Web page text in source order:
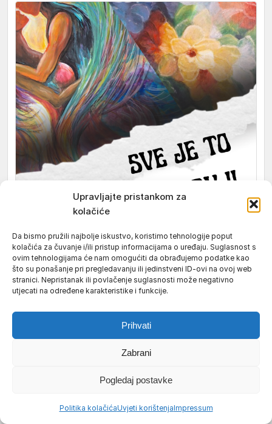
Upravljajte pristankom za
kolačiće
Da bismo pružili najbolje iskustvo, koristimo tehnologije poput
kolačića za čuvanje i/ili pristup informacijama o uređaju. Suglasnost s
ovim tehnologijama će nam omogućiti da obrađujemo podatke kao
što su ponašanje pri pregledavanju ili jedinstveni ID-ovi na ovoj web
stranici. Nepristanak ili povlačenje suglasnosti može negativno
utjecati na određene karakteristike i funkcije.
Prihvati
Zabrani
Pogledaj postavke
Politika kolačićaUvjeti korištenjaImpressum